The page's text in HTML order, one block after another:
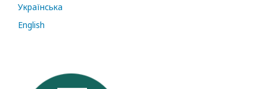
Українська
English